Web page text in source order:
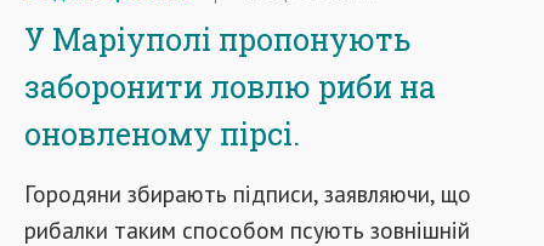
У Маріуполі пропонують
заборонити ловлю риби на
оновленому пірсі.
Городяни збирають підписи, заявляючи, що
рибалки таким способом псують зовнішній